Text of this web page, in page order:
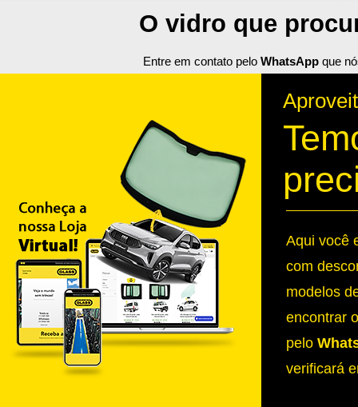
O vidro que
Entre em contato pelo WhatsApp que
Aqui você
com
modelos
encontrar
pelo
verificará